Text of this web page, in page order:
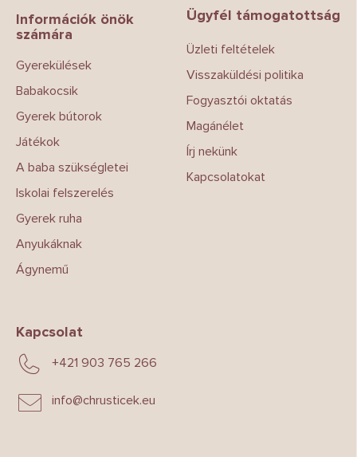
Információk önök
számára
Gyerekülések
Babakocsik
Gyerek bútorok
Játékok
A baba szükségletei
Iskolai felszerelés
Gyerek ruha
Anyukáknak
Ágynemű
Ügyfél támogatottság
Üzleti feltételek
Visszaküldési politika
Fogyasztói oktatás
Magánélet
Írj nekünk
Kapcsolatokat
Kapcsolat
info@chrusticek.eu
+421 903 765 266